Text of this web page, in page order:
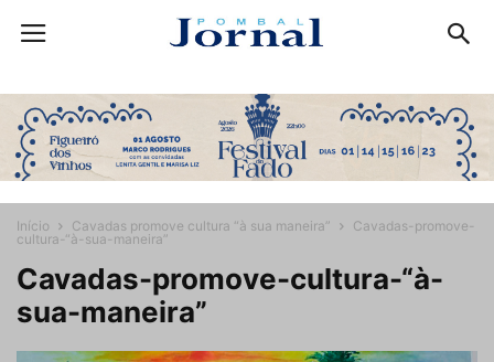
Início Cavadas promove cultura “à sua maneira”
Cavadas-promove-
cultura-“à-sua-maneira”
Cavadas-promove-cultura-“à-
sua-maneira”